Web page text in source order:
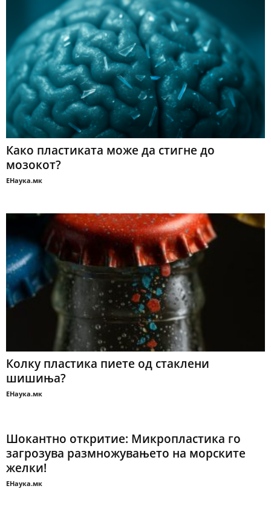
Како пластиката може да стигне до
мозокот?
ЕНаука.мк
Колку пластика пиете од стаклени
шишиња?
ЕНаука.мк
Шокантно откритие: Микропластика го
загрозува размножувањето на морските
желки!
ЕНаука.мк